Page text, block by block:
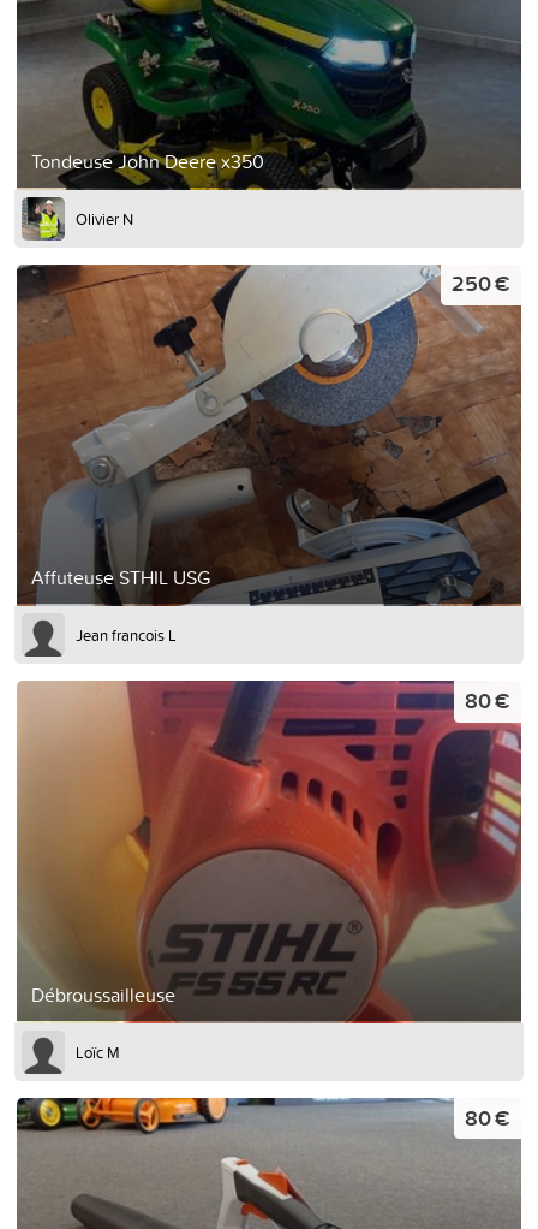
Tondeuse John Deere x350
Olivier N
Affuteuse STHIL USG
250 €
Jean francois L
Débroussailleuse
80 €
Loïc M
80 €